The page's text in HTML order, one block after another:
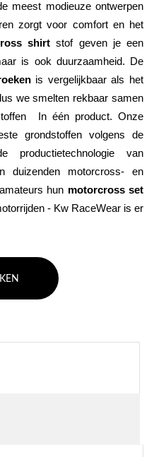
meest modieuze ontwerpen
zorgt voor comfort en het
shirt stof geven je een
is ook duurzaamheid. De
is vergelijkbaar als het
we smelten rekbaar samen
In één product. Onze
grondstoffen volgens de
van
duizenden motorcross- en
hun motorcross set
- Kw RaceWear is er